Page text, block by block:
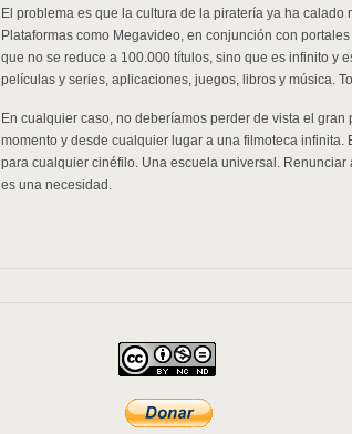
El problema es que la cultura de la piratería ya ha
Plataformas como Megavideo, en conjunción con
que no se reduce a 100.000 títulos, sino que es infinito y
películas y series, aplicaciones, juegos, libros y música.
En cualquier caso, no deberíamos perder de vista el
momento y desde cualquier lugar a una filmoteca
para cualquier cinéfilo. Una escuela universal.
es una necesidad.